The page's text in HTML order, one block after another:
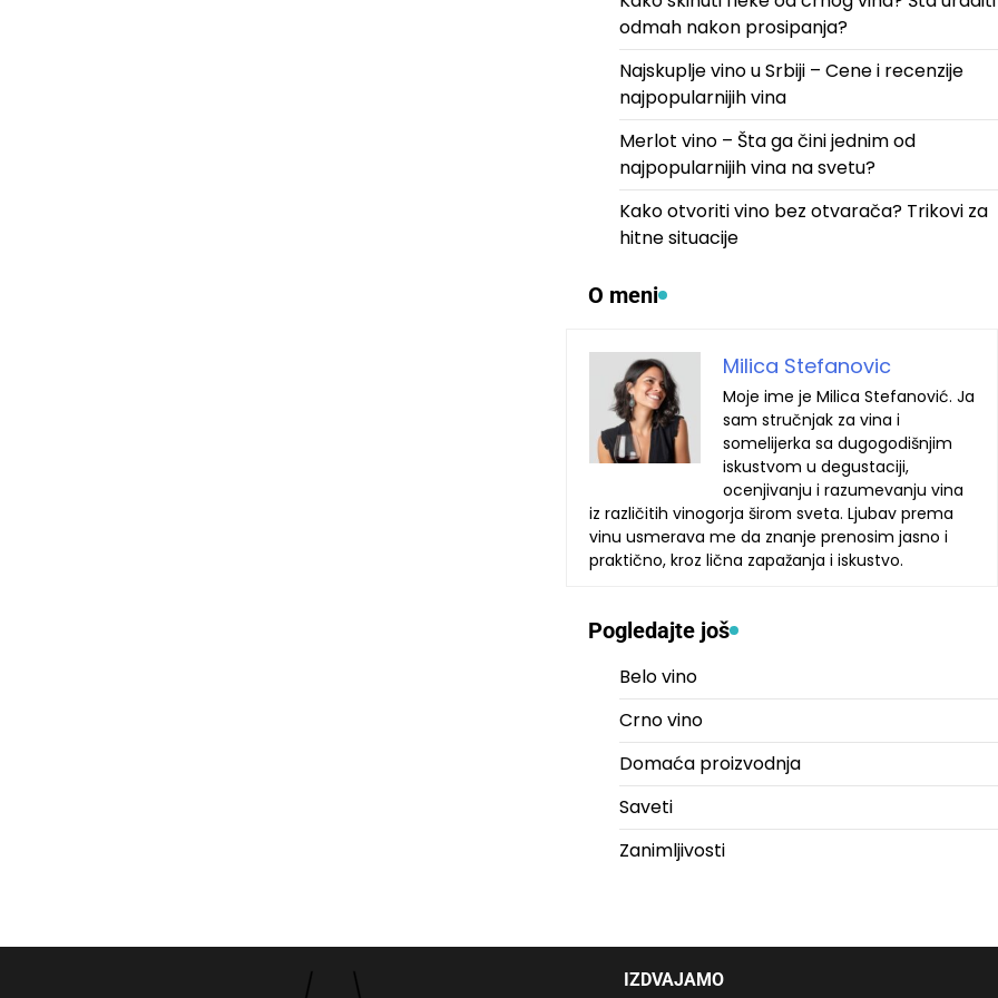
odmah nakon prosipanja?
Najskuplje vino u Srbiji – Cene i recenzije
najpopularnijih vina
Merlot vino – Šta ga čini jednim od
najpopularnijih vina na svetu?
Kako otvoriti vino bez otvarača? Trikovi za
hitne situacije
O meni
Milica Stefanovic
Moje ime je Milica Stefanović. Ja
sam stručnjak za vina i
somelijerka sa dugogodišnjim
iskustvom u degustaciji,
ocenjivanju i razumevanju vina
iz različitih vinogorja širom sveta. Ljubav prema
vinu usmerava me da znanje prenosim jasno i
praktično, kroz lična zapažanja i iskustvo.
Pogledajte još
Belo vino
Crno vino
Domaća proizvodnja
Saveti
Zanimljivosti
IZDVAJAMO